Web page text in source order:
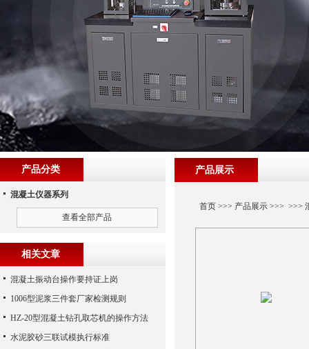
产品展示
首页>>> 产品展示>>> >>>
产品分类
混凝土仪器系列
查看全部产品
相关文章
混凝土振动台操作要持证上岗
1006型泥浆三件套厂家检测规则
HZ-20型混凝土钻孔取芯机的操作方法
水泥胶砂三联试模执行标准